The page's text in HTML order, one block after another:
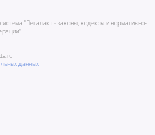
"Легалакт - законы, кодексы и нормативно-
данных